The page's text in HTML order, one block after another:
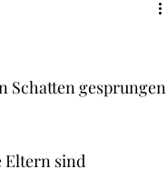
Schatten gesprungen
Eltern sind